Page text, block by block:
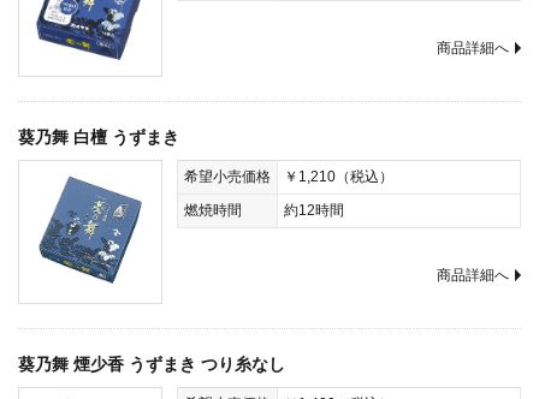
商品詳細へ
葵乃舞 白檀 うずまき
希望小売価格
￥1,210（税込）
燃焼時間
約12時間
商品詳細へ
葵乃舞 煙少香 うずまき つり糸なし